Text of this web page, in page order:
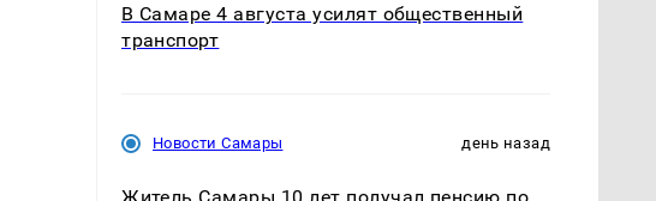
В Самаре 4 августа усилят общественный
транспорт
Новости Самары день назад